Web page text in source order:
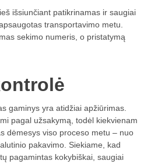
išsiunčiant patikrinamas ir saugiai
transportavimo metu.
sekimo numeris, o pristatymą
gaminys yra atidžiai apžiūrimas.
pagal užsakymą, todėl kiekvienam
dėmesys viso proceso metu – nuo
pakavimo. Siekiame, kad
pagamintas kokybiškai, saugiai